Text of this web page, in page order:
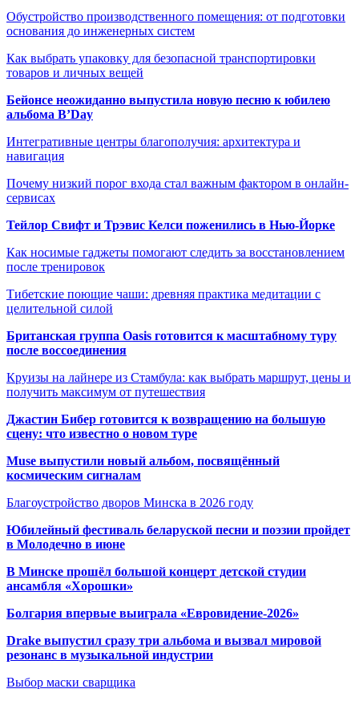
Обустройство производственного помещения: от подготовки
основания до инженерных систем
Как выбрать упаковку для безопасной транспортировки
товаров и личных вещей
Бейонсе неожиданно выпустила новую песню к юбилею
альбома B’Day
Интегративные центры благополучия: архитектура и
навигация
Почему низкий порог входа стал важным фактором в онлайн-
сервисах
Тейлор Свифт и Трэвис Келси поженились в Нью-Йорке
Как носимые гаджеты помогают следить за восстановлением
после тренировок
Тибетские поющие чаши: древняя практика медитации с
целительной силой
Британская группа Oasis готовится к масштабному туру
после воссоединения
Круизы на лайнере из Стамбула: как выбрать маршрут, цены и
получить максимум от путешествия
Джастин Бибер готовится к возвращению на большую
сцену: что известно о новом туре
Muse выпустили новый альбом, посвящённый
космическим сигналам
Благоустройство дворов Минска в 2026 году
Юбилейный фестиваль беларуской песни и поэзии пройдет
в Молодечно в июне
В Минске прошёл большой концерт детской студии
ансамбля «Хорошки»
Болгария впервые выиграла «Евровидение-2026»
Drake выпустил сразу три альбома и вызвал мировой
резонанс в музыкальной индустрии
Выбор маски сварщика